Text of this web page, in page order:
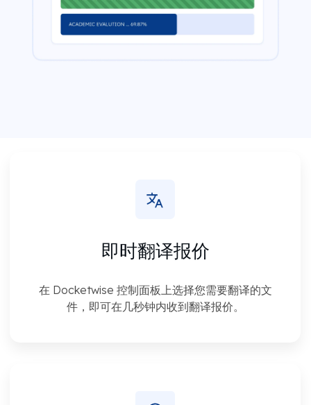
即时翻译报价
在 Docketwise 控制面板上选择您需要翻译的文
件，即可在几秒钟内收到翻译报价。